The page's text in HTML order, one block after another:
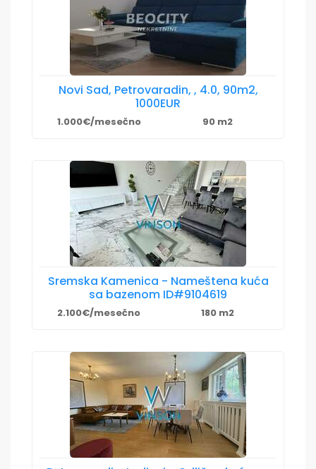
Novi Sad, Petrovaradin, , 4.0, 90m2,
1000EUR
1.000€/mesečno 90 m2
Sremska Kamenica - Nameštena kuća
sa bazenom ID#9104619
2.100€/mesečno 180 m2